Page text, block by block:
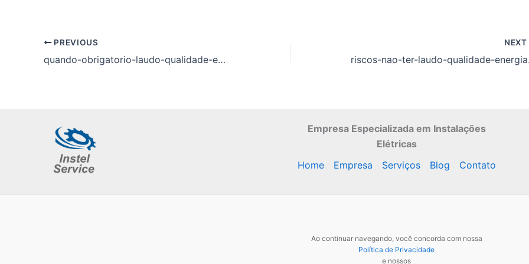
PREVIOUS
quando-obrigatorio-laudo-qualidade-energia-eletrica
NEXT
Empresa Especializada em Instalações
Elétricas
Home
Empresa Serviços Blog Contato
Ao continuar navegando, você concorda com nossa
Política de Privacidade
e nossos